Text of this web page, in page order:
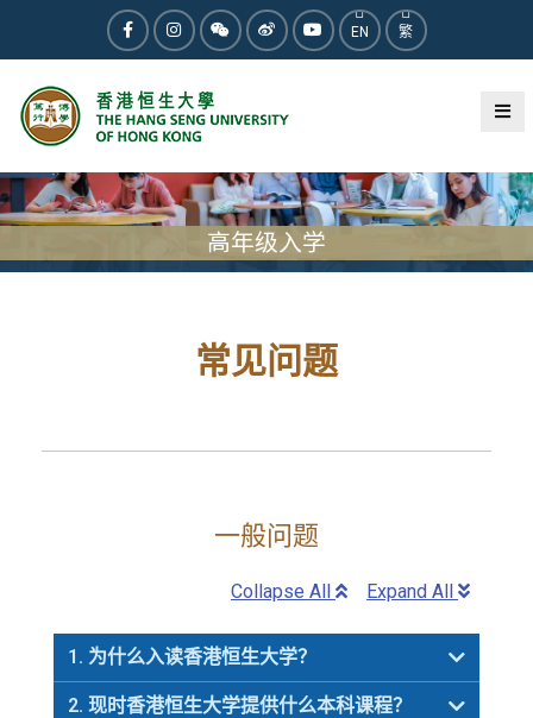
EN 繁
高年级入学
常见问题
一般问题
Expand All
Collapse All
1. 为什么入读香港恒生大学？
2. 现时香港恒生大学提供什么本科课程？